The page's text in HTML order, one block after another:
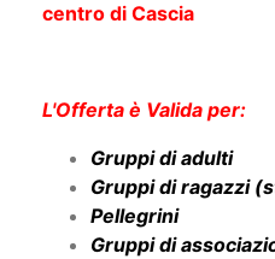
centro di Cascia
L'Offerta è Valida per:
Gruppi di adulti
Gruppi di ragazzi
Pellegrini
Gruppi di